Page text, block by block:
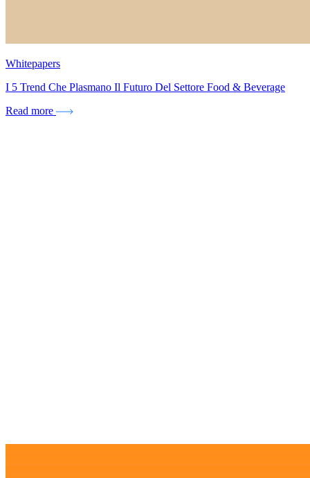
Whitepapers
I 5 Trend Che Plasmano Il Futuro Del Settore Food & Beverage
Read more